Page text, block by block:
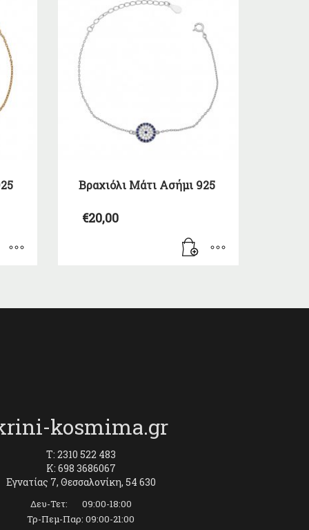
Βραχιόλι Μάτι Ασήμι 925
€20,00
kosmima.gr
T: 2310 522 483
K: 698 3686067
Εγνατίας 7, Θεσσαλονίκη, 54 630
Δευ-Τετ: 09:00-18:00
Τρ-Πεμ-Παρ: 09:00-21:00